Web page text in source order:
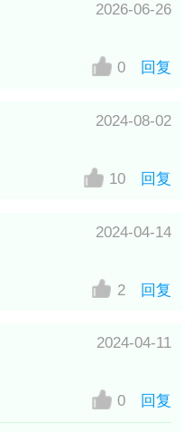
2026-06-26
0 回复
2024-08-02
10 回复
2024-04-14
2 回复
2024-04-11
0 回复